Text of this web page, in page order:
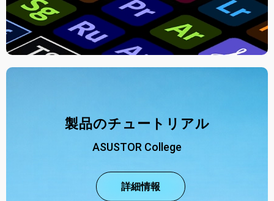
製品のチュートリアル
ASUSTOR College
詳細情報